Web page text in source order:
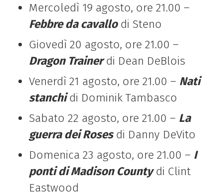
Mercoledì 19 agosto, ore 21.00 –
Febbre da cavallodi Steno
Giovedì 20 agosto, ore 21.00 –
Dragon Trainerdi Dean DeBlois
Venerdì 21 agosto, ore 21.00 – Nati
stanchidi Dominik Tambasco
Sabato 22 agosto, ore 21.00 – La
guerra dei Rosesdi Danny DeVito
Domenica 23 agosto, ore 21.00 – I
ponti di Madison Countydi Clint
Eastwood